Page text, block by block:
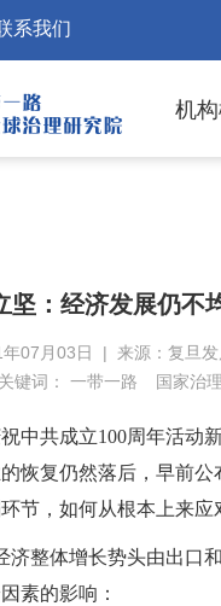
系我们
机
坚：经济发展仍不
年07月03日 | 来源：复旦
关键词： 一带一路 国家治
中共成立100周年活
恢复仍然落后，早前
节，如何从根本上来应
济整体增长势头由出口
素的影响：